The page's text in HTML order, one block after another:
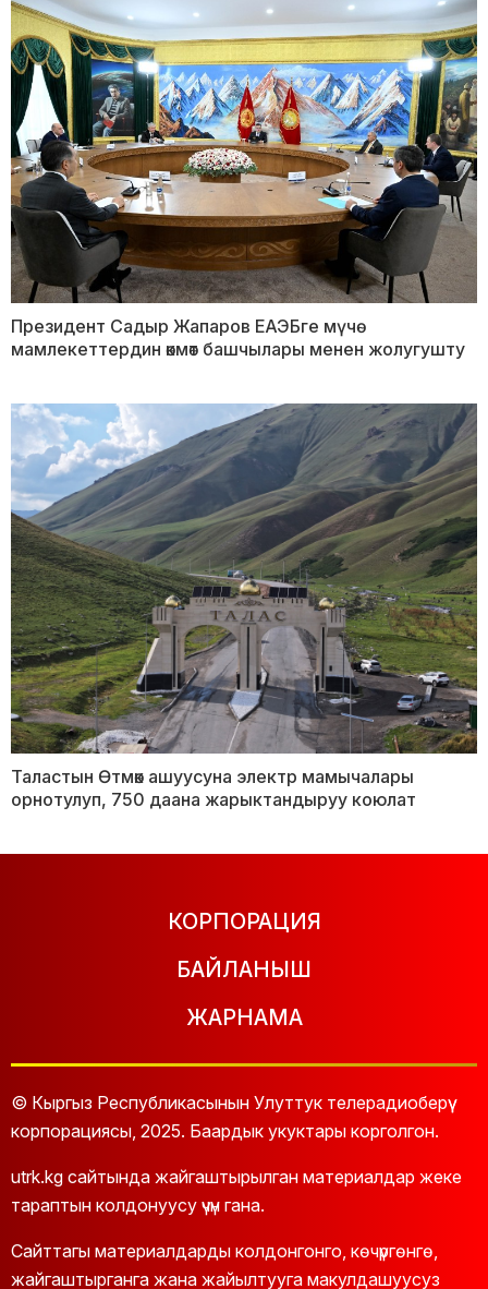
Президент Садыр Жапаров ЕАЭБге мүчө
мамлекеттердин өкмөт башчылары менен жолугушту
Таластын Өтмөк ашуусуна электр мамычалары
орнотулуп, 750 даана жарыктандыруу коюлат
КОРПОРАЦИЯ
БАЙЛАНЫШ
ЖАРНАМА
© Кыргыз Республикасынын Улуттук телерадиоберүү
корпорациясы, 2025. Баардык укуктары корголгон.
utrk.kg сайтында жайгаштырылган материалдар жеке
тараптын колдонуусу үчүн гана.
Сайттагы материалдарды колдонгонго, көчүргөнгө,
жайгаштырганга жана жайылтууга макулдашуусуз